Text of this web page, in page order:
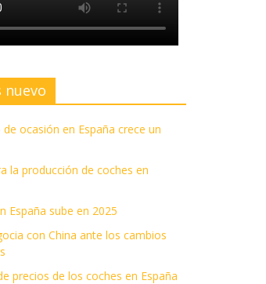
nuevo
de ocasión en España crece un
la producción de coches en
España sube en 2025
con China ante los cambios
precios de los coches en España